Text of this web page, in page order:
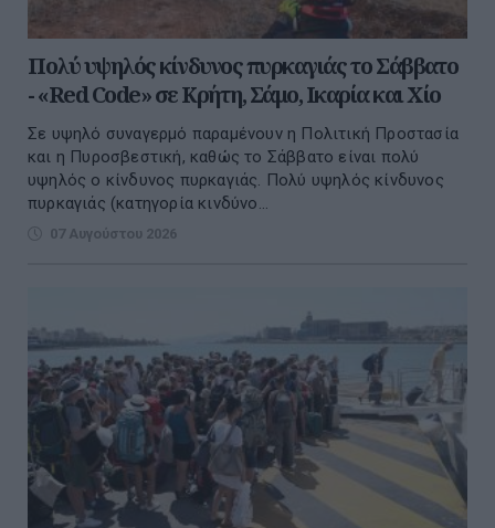
Πολύ υψηλός κίνδυνος πυρκαγιάς το Σάββατο
- «Red Code» σε Κρήτη, Σάμο, Ικαρία και Χίο
Σε υψηλό συναγερμό παραμένουν η Πολιτική Προστασία
και η Πυροσβεστική, καθώς το Σάββατο είναι πολύ
υψηλός ο κίνδυνος πυρκαγιάς. Πολύ υψηλός κίνδυνος
πυρκαγιάς (κατηγορία κινδύνο...
07 Αυγούστου 2026